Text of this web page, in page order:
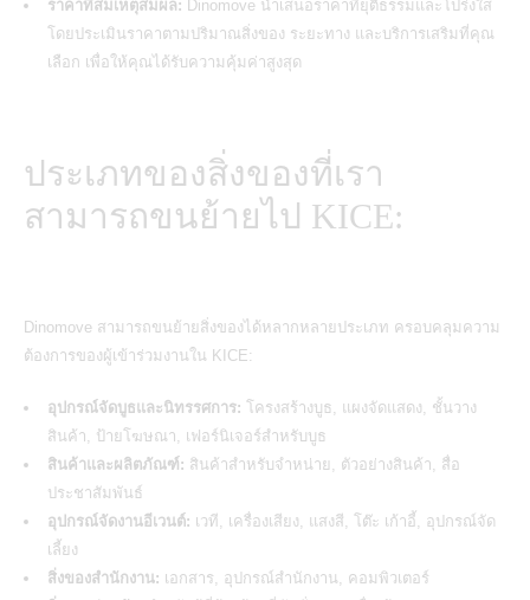
ราคาที่สมเหตุสมผล: Dinomove นำเสนอราคาที่ยุติธรรมและโปร่งใส
โดยประเมินราคาตามปริมาณสิ่งของ ระยะทาง และบริการเสริมที่คุณ
เลือก เพื่อให้คุณได้รับความคุ้มค่าสูงสุด
ประเภทของสิ่งของที่เรา
สามารถขนย้ายไป KICE:
Dinomove สามารถขนย้ายสิ่งของได้หลากหลายประเภท ครอบคลุมความ
ต้องการของผู้เข้าร่วมงานใน KICE:
อุปกรณ์จัดบูธและนิทรรศการ: โครงสร้างบูธ, แผงจัดแสดง, ชั้นวาง
สินค้า, ป้ายโฆษณา, เฟอร์นิเจอร์สำหรับบูธ
สินค้าและผลิตภัณฑ์: สินค้าสำหรับจำหน่าย, ตัวอย่างสินค้า, สื่อ
ประชาสัมพันธ์
อุปกรณ์จัดงานอีเวนต์: เวที, เครื่องเสียง, แสงสี, โต๊ะ เก้าอี้, อุปกรณ์จัด
เลี้ยง
สิ่งของสำนักงาน: เอกสาร, อุปกรณ์สำนักงาน, คอมพิวเตอร์